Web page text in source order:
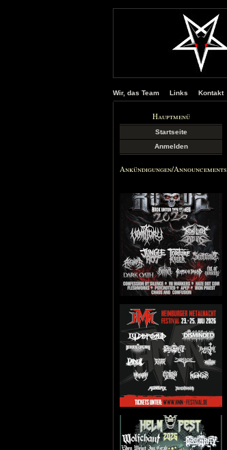
Wir, das Team Links Kontakt
Hauptmenü
Startseite
Anmelden
Ankündigungen/Announcements